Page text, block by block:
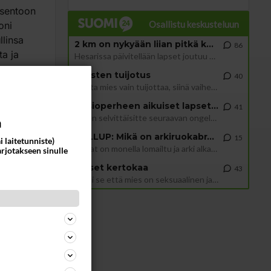
ja
alle
Osallistu keskusteluun
2 km on nykyään liian pitkä koulumatka
Hesarissa päivitellään lapset joutuu nyt kulkemaan 2 km kouluun jösses. Ruostefillarilla tuo matka menee vaikka miten äk
86
Miesten tuijotus
Mutta mies vain tuijottaa, siinä vaiheessa käännän itse pään pois. Mikä juttu? Yleensä jos joku tuijottaa tai katsoo, hä
40
Uusioperheen aikuiset lapset tyhjentää jääkaapin käydessään
Miten selvittäisitte seuraavan ongelman, meillä on uusioperhe, minulla teini-ikäiset lapset ja puolisolla aikuiset, jotk
41
GALLUP: Mikä on arkiruokabravuurisi?
Lomat on monella lomailtu ja arki alkaa. Se voi tarkoittaa myös sitä, että grillailut on grillattu ja palataan arjen ruo
15
Naiset kertokaa
Miksi se että mies on seksuaalinen ja haluaa seksiä ja te olette hänen mielestänne haluttava on vastenmielistä? Mikä sii
43
laitetunniste)
sinulle